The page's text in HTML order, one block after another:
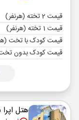
قیمت 2 تخته (هرنفر)
قیمت 1 تخته (هرنفر)
قیمت کودک با تخت
قیمت کودک بدون
هتل